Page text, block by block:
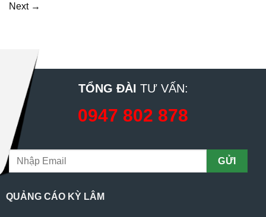
Next →
TỔNG ĐÀI TƯ VẤN:
0947 802 878
QUẢNG CÁO KỲ LÂM